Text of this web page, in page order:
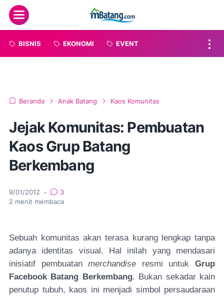
Menu
BISNIS EKONOMI EVENT
Beranda Anak Batang Kaos Komunitas
Jejak Komunitas: Pembuatan
Kaos Grup Batang
Berkembang
9/01/2012 •
3
2 menit membaca
Sebuah komunitas akan terasa kurang lengkap tanpa
adanya identitas visual. Hal inilah yang mendasari
inisiatif pembuatanmerchandise resmi untukGrup
Facebook Batang Berkembang. Bukan sekadar kain
penutup tubuh, kaos ini menjadi simbol persaudaraan